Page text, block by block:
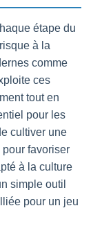
étape du
à la
comme
ces
tout en
pour les
cultiver une
favoriser
à la culture
simple outil
pour un jeu